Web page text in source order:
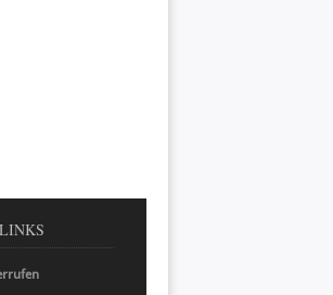
LINKS